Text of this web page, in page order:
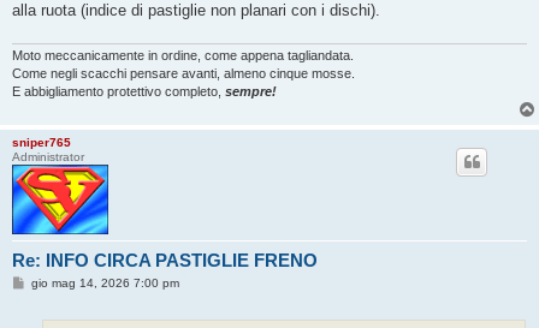
i
alla ruota (indice di pastiglie non planari con i dischi).
Moto meccanicamente in ordine, come appena tagliandata.
Come negli scacchi pensare avanti, almeno cinque mosse.
E abbigliamento protettivo completo, sempre!
sniper765
Administrator
Re: INFO CIRCA PASTIGLIE FRENO
Mgio mag 14, 2026 7:00 pm